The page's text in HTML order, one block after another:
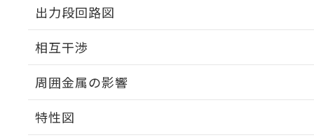
出力段回路図
相互干渉
周囲金属の影響
特性図